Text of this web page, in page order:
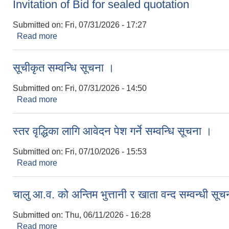
Invitation of Bid for sealed quotation
Submitted on: Fri, 07/31/2026 - 17:27
Read more
सूचीकृत सम्वन्धि सूचना ।
Submitted on: Fri, 07/31/2026 - 14:50
Read more
स्तर वृद्धिका लागि आवेदन पेश गर्ने सम्वन्धि सूचना ।
Submitted on: Fri, 07/10/2026 - 15:53
Read more
चालु आ.व. को अन्तिम भुत्तानी र खाता वन्द सम्वन्धी
Submitted on: Thu, 06/11/2026 - 16:28
Read more